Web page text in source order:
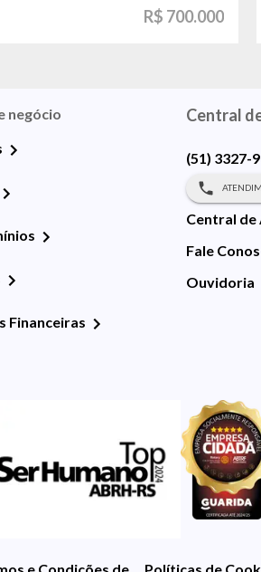
R$ 700.000
negócio
Financeiras
Central
(51) 3327-
Central de
Fale
Ouvidoria
e Condições de UsoPolíticas de